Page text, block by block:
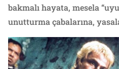
bakmalı hayata, mesela
unutturma çabalarına,